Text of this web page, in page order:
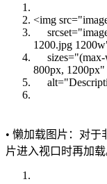
<img
1200.jpg
sizes="(max-
800px, 1200px"
• 懒加载图片：对于
片进入视口时再加载